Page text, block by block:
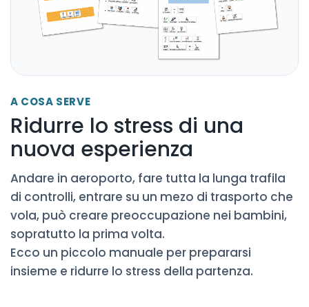
A COSA SERVE
Ridurre lo stress di una
nuova esperienza
Andare in aeroporto, fare tutta la lunga trafila
di controlli, entrare su un mezo di trasporto che
vola, può creare preoccupazione nei bambini,
sopratutto la prima volta.
Ecco un piccolo manuale per prepararsi
insieme e ridurre lo stress della partenza.